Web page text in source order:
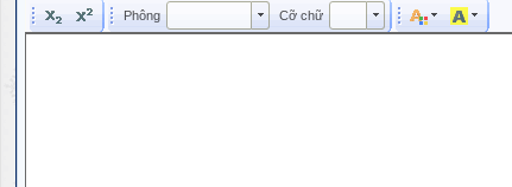
Phông Cỡ chữ Kích cỡ phông